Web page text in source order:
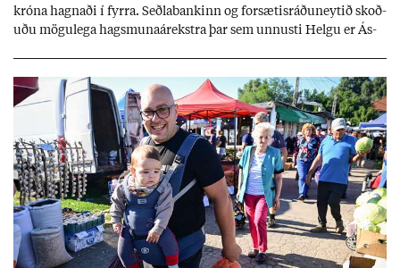
króna hagn­aði í fyrra. Seðla­bank­inn og for­sæt­is­ráðu­neyt­ið skoð­
uðu mögu­lega hags­muna­árekstra þar sem unnusti Helgu er Ás­